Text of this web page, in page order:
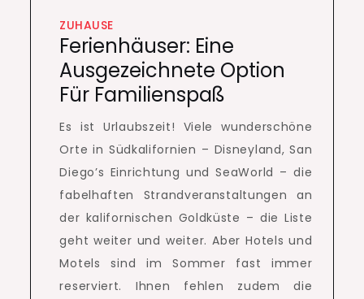
ZUHAUSE
Ferienhäuser: Eine
Ausgezeichnete Option
Für Familienspaß
Es ist Urlaubszeit! Viele wunderschöne
Orte in Südkalifornien – Disneyland, San
Diego’s Einrichtung und SeaWorld – die
fabelhaften Strandveranstaltungen an
der kalifornischen Goldküste – die Liste
geht weiter und weiter.Aber Hotels und
Motels sind im Sommer fast immer
reserviert. Ihnen fehlen zudem die